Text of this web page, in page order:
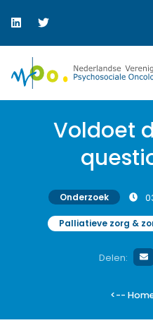
Voldoet
Onderzoek
Palliatieve zorg &
Delen:
<--